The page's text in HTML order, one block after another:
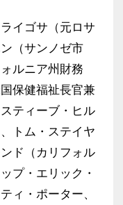
イゴサ（元ロサ
（サンノゼ市
ルニア州財務
保健福祉長官兼
ティーブ・ヒル
トム・ステイヤ
ド（カリフォル
プ・エリック・
ィ・ポーター、